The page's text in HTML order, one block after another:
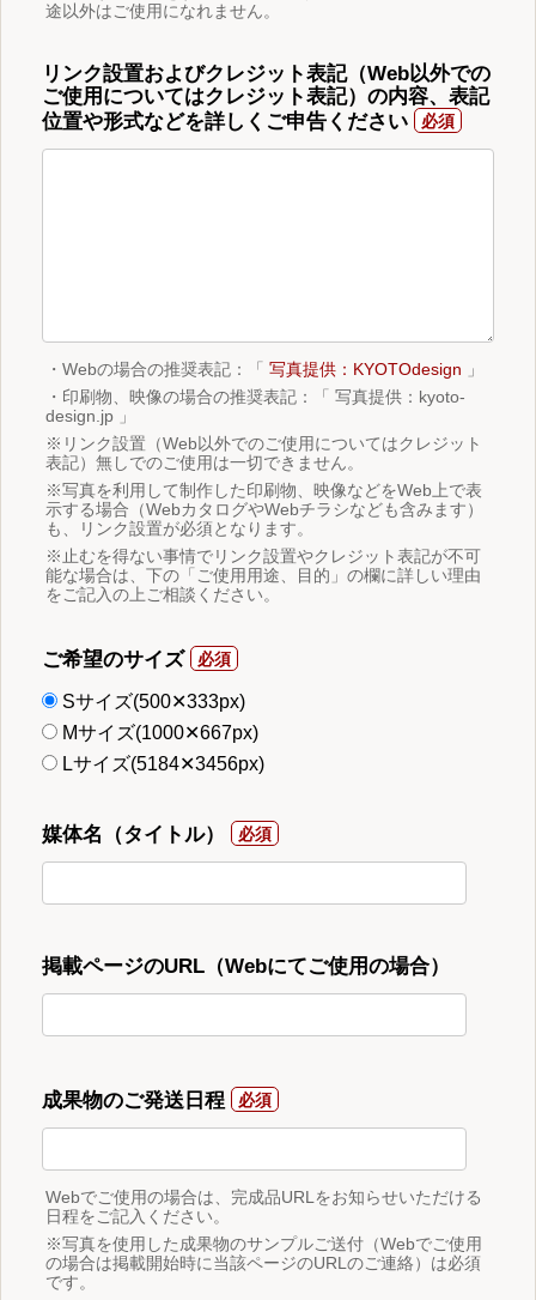
途以外はご使用になれません。
リンク設置およびクレジット表記（Web以外での
ご使用についてはクレジット表記）の内容、表記
位置や形式などを詳しくご申告ください
・Webの場合の推奨表記：「 写真提供：KYOTOdesign 」
・印刷物、映像の場合の推奨表記：「 写真提供：kyoto-
design.jp 」
※リンク設置（Web以外でのご使用についてはクレジット
表記）無しでのご使用は一切できません。
※写真を利用して制作した印刷物、映像などをWeb上で表
示する場合（WebカタログやWebチラシなども含みます）
も、リンク設置が必須となります。
※止むを得ない事情でリンク設置やクレジット表記が不可
能な場合は、下の「ご使用用途、目的」の欄に詳しい理由
をご記入の上ご相談ください。
ご希望のサイズ
Sサイズ(500✕333px)
Mサイズ(1000✕667px)
Lサイズ(5184✕3456px)
媒体名（タイトル）
掲載ページのURL（Webにてご使用の場合）
成果物のご発送日程
Webでご使用の場合は、完成品URLをお知らせいただける
日程をご記入ください。
※写真を使用した成果物のサンプルご送付（Webでご使用
の場合は掲載開始時に当該ページのURLのご連絡）は必須
です。